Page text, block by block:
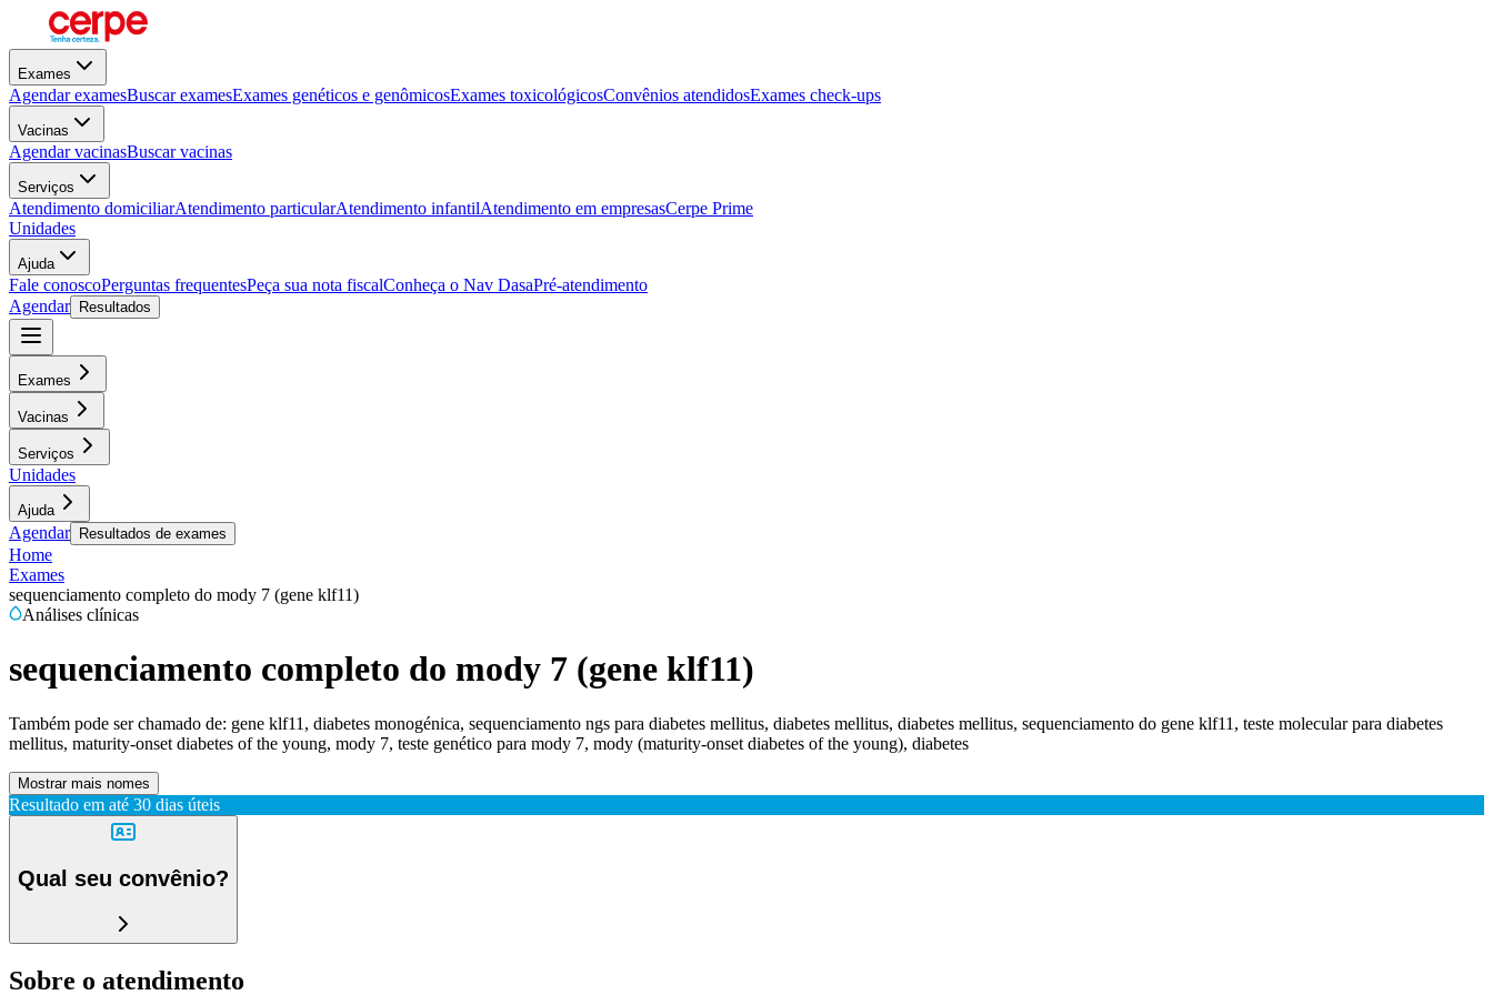
Exames
Agendar examesBuscar examesExames genéticos e genômicosExames toxicológicosConvênios atendidosExames check-ups
Vacinas
Agendar vacinasBuscar vacinas
Serviços
Atendimento domiciliarAtendimento particularAtendimento infantilAtendimento em empresasCerpe Prime
Unidades
Ajuda
Fale conoscoPerguntas frequentesPeça sua nota fiscalConheça o Nav DasaPré-atendimento
Agendar
Resultados
Exames
Vacinas
Serviços
Unidades
Ajuda
Agendar Resultados de exames
Home
Exames
sequenciamento completo do mody 7 (gene klf11)
Análises clínicas
sequenciamento completo do mody 7 (gene klf11)
Também pode ser chamado de: gene klf11, diabetes monogénica, sequenciamento ngs para diabetes mellitus, diabetes mellitus, diabetes mellitus, sequenciamento do gene klf11, teste molecular para diabetes
mellitus, maturity-onset diabetes of the young, mody 7, teste genético para mody 7, mody (maturity-onset diabetes of the young), diabetes
Mostrar mais nomes
Resultado em até 30 dias úteis
Qual seu convênio?
Sobre o atendimento